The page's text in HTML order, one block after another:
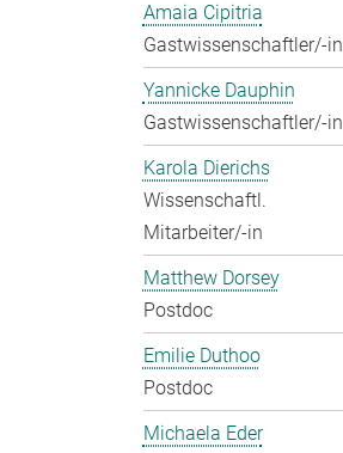
Amaia Cipitria
Gastwissenschaftler/-in
Yannicke Dauphin
Gastwissenschaftler/-in
Karola Dierichs
Wissenschaftl.
Mitarbeiter/-in
Matthew Dorsey
Postdoc
Emilie Duthoo
Postdoc
Michaela Eder